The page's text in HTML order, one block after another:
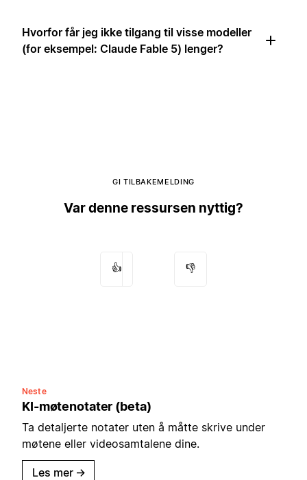
Hvorfor får jeg ikke tilgang til visse modeller
(for eksempel: Claude Fable 5) lenger?
GI TILBAKEMELDING
Var denne ressursen nyttig?
👍 👎
Neste
KI-møtenotater (beta)
Ta detaljerte notater uten å måtte skrive under
møtene eller videosamtalene dine.
Les mer →